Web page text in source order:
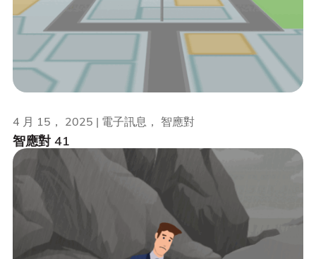
智應對 41
4 月 15， 2025 | 電子訊息， 智應對